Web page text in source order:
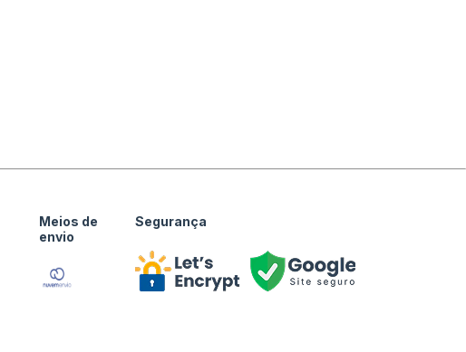
Meios de
envio
Segurança